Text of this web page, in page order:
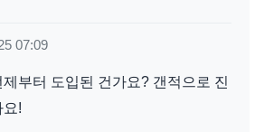
07:09
부터 도입된 건가요? 갠적으로 진
!